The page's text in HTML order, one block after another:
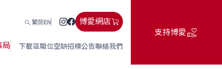
繁简EN 博愛網店
局 下載區職位空缺招標公告聯絡我們
支持博愛